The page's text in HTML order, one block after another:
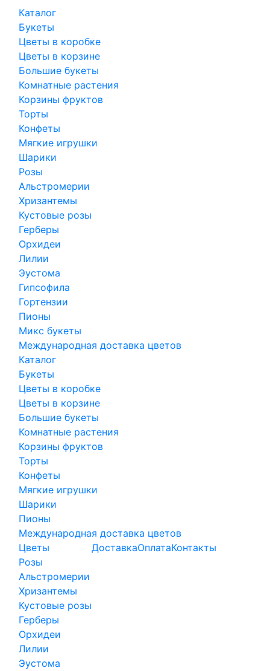
Каталог
Букеты
Цветы в коробке
Цветы в корзине
Большие букеты
Комнатные растения
Корзины фруктов
Торты
Конфеты
Мягкие игрушки
Шарики
Розы
Альстромерии
Хризантемы
Кустовые розы
Герберы
Орхидеи
Лилии
Эустома
Гипсофила
Гортензии
Пионы
Микс букеты
Международная доставка цветов
Каталог
Букеты
Цветы в коробке
Цветы в корзине
Большие букеты
Комнатные растения
Корзины фруктов
Торты
Конфеты
Мягкие игрушки
Шарики
Пионы
Международная доставка цветов
Цветы
Розы
Альстромерии
Хризантемы
Кустовые розы
Герберы
Орхидеи
Лилии
Эустома
ДоставкаОплатаКонтакты